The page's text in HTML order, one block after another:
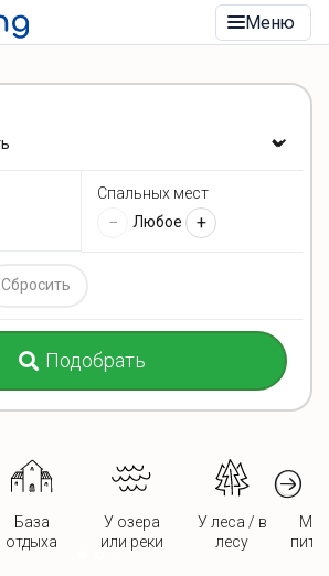
Меню
Спальных мест
− Любое +
Сбросить
Подобрать
База
отдыха
У озера
или реки
У леса / в
лесу